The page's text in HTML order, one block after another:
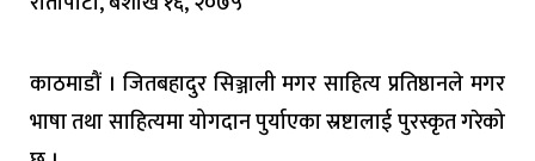
काठमाडौं । जितबहादुर सिञ्जाली मगर साहित्य प्रतिष्ठानले मगर
भाषा तथा साहित्यमा योगदान पुर्याएका स्रष्टालाई पुरस्कृत गरेको